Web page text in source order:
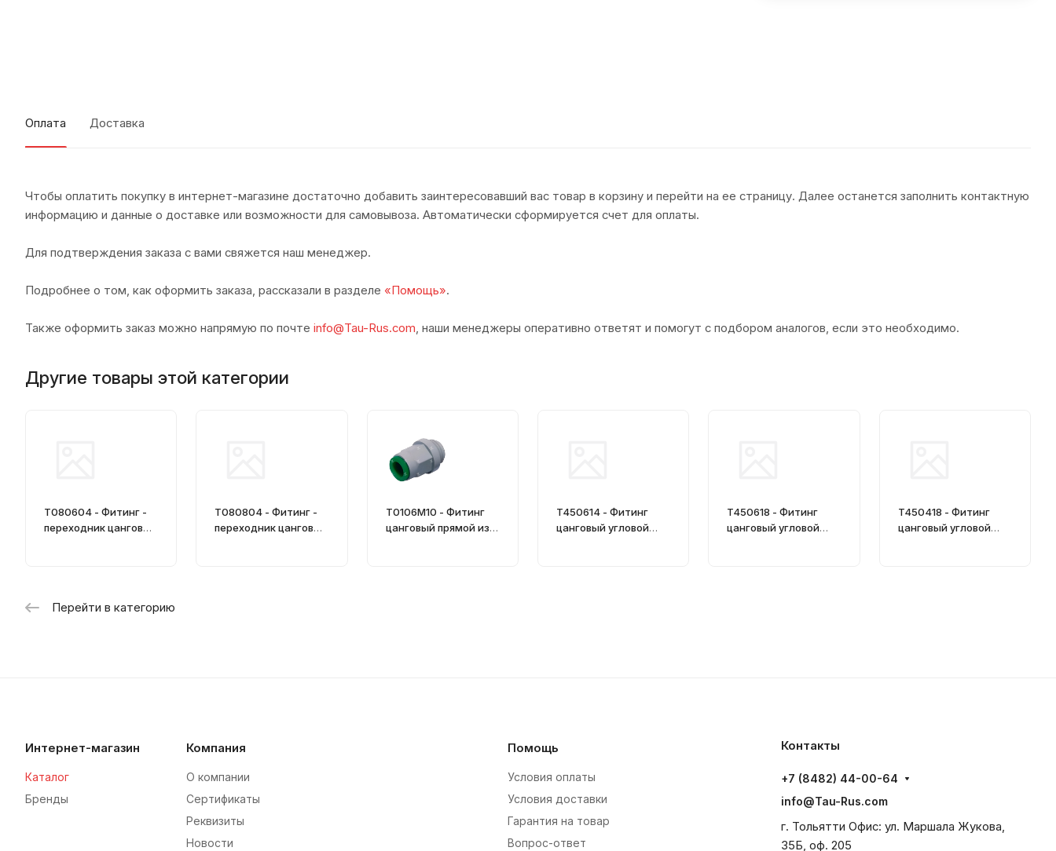
Оплата Доставка
Чтобы оплатить покупку в интернет-магазине достаточно добавить заинтересовавший вас товар в корзину и перейти на ее страницу. Далее останется заполнить контактную
информацию и данные о доставке или возможности для самовывоза. Автоматически сформируется счет для оплаты.
Для подтверждения заказа с вами свяжется наш менеджер.
Подробнее о том, как оформить заказа, рассказали в разделе «Помощь».
Также оформить заказ можно напрямую по почте info@Tau-Rus.com, наши менеджеры оперативно ответят и помогут с подбором аналогов, если это необходимо.
Другие товары этой категории
T080604 - Фитинг -
переходник цанговый
T080804 - Фитинг -
переходник цанговый
T0106M10 - Фитинг
цанговый прямой из
T450614 - Фитинг
цанговый угловой
T450618 - Фитинг
цанговый угловой
T450418 - Фитинг
цанговый угловой
Перейти в категорию
Интернет-магазин
Каталог
Бренды
Компания
О компании
Сертификаты
Реквизиты
Новости
Помощь
Условия оплаты
Условия доставки
Гарантия на товар
Вопрос-ответ
Контакты
+7 (8482) 44-00-64
info@Tau-Rus.com
г. Тольятти Офис: ул. Маршала Жукова,
35Б, оф. 205